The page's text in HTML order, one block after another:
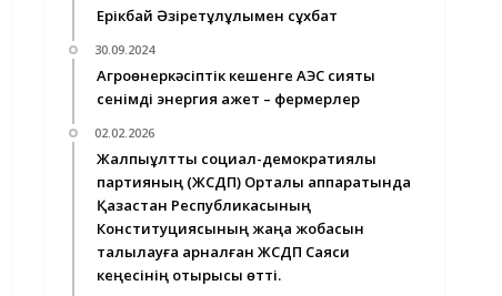
Ерікбай Әзіретқұлұлымен сұхбат
30.09.2024
Агроөнеркәсіптік кешенге АЭС сияқты
сенімді энергия қажет – фермерлер
02.02.2026
Жалпыұлттық социал-демократиялық
партияның (ЖСДП) Орталық аппаратында
Қазақстан Республикасының
Конституциясының жаңа жобасын
талқылауға арналған ЖСДП Саяси
кеңесінің отырысы өтті.